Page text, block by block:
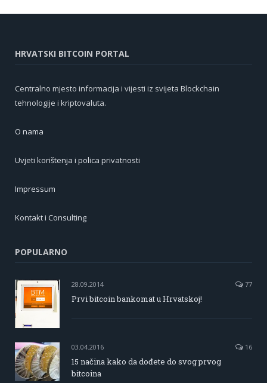
HRVATSKI BITCOIN PORTAL
Centralno mjesto informacija i vijesti iz svijeta Blockchain
tehnologije i kriptovaluta.
O nama
Uvjeti korištenja i polica privatnosti
Impressum
Kontakt i Consulting
POPULARNO
28.09.2014 77
Prvi bitcoin bankomat u Hrvatskoj!
03.04.2016 16
15 načina kako da dođete do svog prvog
bitcoina